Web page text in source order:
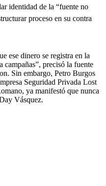
identidad de la “fuente no
proceso en su contra
ese dinero se registra en la
campañas”, precisó la fuente
Sin embargo, Petro Burgos
Seguridad Privada Lost
ya manifestó que nunca
Vásquez.